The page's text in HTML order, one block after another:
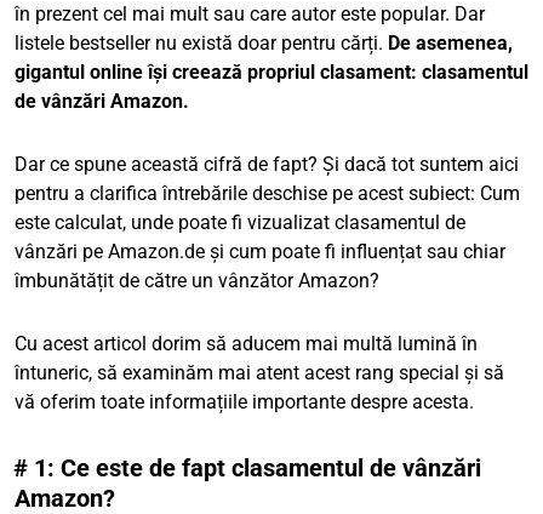
în prezent cel mai mult sau care autor este popular. Dar
listele bestseller nu există doar pentru cărți. De asemenea,
gigantul online își creează propriul clasament: clasamentul
de vânzări Amazon.
Dar ce spune această cifră de fapt? Și dacă tot suntem aici
pentru a clarifica întrebările deschise pe acest subiect: Cum
este calculat, unde poate fi vizualizat clasamentul de
vânzări pe Amazon.de și cum poate fi influențat sau chiar
îmbunătățit de către un vânzător Amazon?
Cu acest articol dorim să aducem mai multă lumină în
întuneric, să examinăm mai atent acest rang special și să
vă oferim toate informațiile importante despre acesta.
# 1: Ce este de fapt clasamentul de vânzări
Amazon?